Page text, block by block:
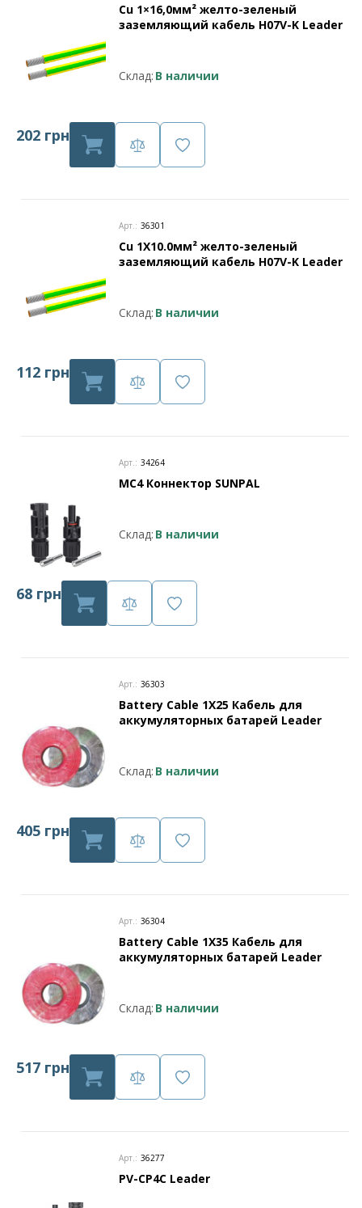
Cu 1×16,0мм² желто-зеленый
заземляющий кабель H07V-K Leader
Склад: В наличии
202 грн
Арт.: 36301
Cu 1X10.0мм² желто-зеленый
заземляющий кабель H07V-K Leader
Склад: В наличии
112 грн
Арт.: 34264
МС4 Коннектор SUNPAL
Склад: В наличии
68 грн
Арт.: 36303
Battery Cable 1X25 Кабель для
аккумуляторных батарей Leader
Склад: В наличии
405 грн
Арт.: 36304
Battery Cable 1X35 Кабель для
аккумуляторных батарей Leader
Склад: В наличии
517 грн
Арт.: 36277
PV-CP4C Leader